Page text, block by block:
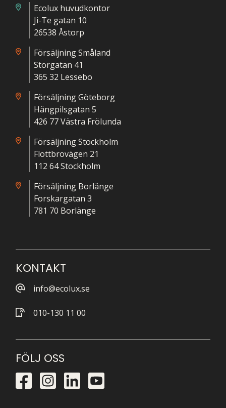
Ecolux huvudkontor
Ji-Te gatan 10
26538 Åstorp
Försäljning Småland
Storgatan 41
365 32 Lessebo
Försäljning Göteborg
Hängpilsgatan 5
426 77 Västra Frölunda
Försäljning Stockholm
Flottbrovägen 21
112 64 Stockholm
Försäljning Borlänge
Forskargatan 3
781 70 Borlänge
KONTAKT
info@ecolux.se
010-130 11 00
FÖLJ OSS